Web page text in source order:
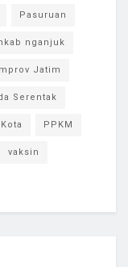
Pasuruan
nganjuk
Jatim
Serentak
PPKM
vaksin